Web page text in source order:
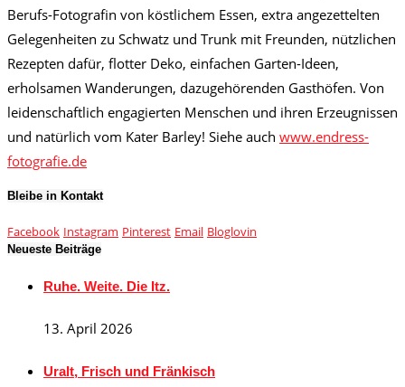
Berufs-Fotografin von köstlichem Essen, extra angezettelten
Gelegenheiten zu Schwatz und Trunk mit Freunden, nützlichen
Rezepten dafür, flotter Deko, einfachen Garten-Ideen,
erholsamen Wanderungen, dazugehörenden Gasthöfen. Von
leidenschaftlich engagierten Menschen und ihren Erzeugnissen
und natürlich vom Kater Barley! Siehe auch www.endress-
fotografie.de
Bleibe in Kontakt
Facebook Instagram Pinterest Email Bloglovin
Neueste Beiträge
Ruhe. Weite. Die Itz.
13. April 2026
Uralt, Frisch und Fränkisch